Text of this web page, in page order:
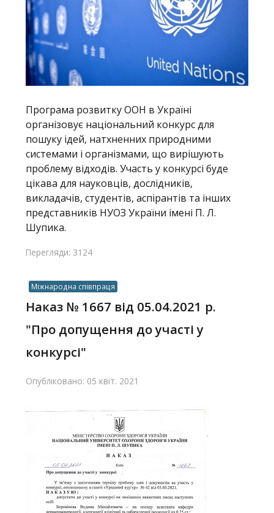
Програма розвитку ООН в Україні
організовує національний конкурс для
пошуку ідей, натхненних природними
системами і організмами, що вирішують
проблему відходів. Участь у конкурсі буде
цікава для науковців, дослідників,
викладачів, студентів, аспірантів та інших
представників НУОЗ України імені П. Л.
Шупика.
Перегляди: 3124
Міжнародна співпраця
Наказ № 1667 від 05.04.2021 р.
"Про допущення до участі у
конкурсі"
Опубліковано: 05 квіт. 2021